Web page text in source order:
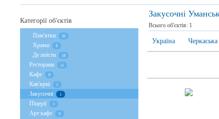
Закусочні
Всього об'єктів: 1
Україна Черкаська
Категорії об'єктів
Пам'ятки 20
Храми 8
Де поїсти 18
Ресторани 11
Кафе 9
Кав'ярні 1
Закусочні 1
Піцерії 1
Арт кафе 0